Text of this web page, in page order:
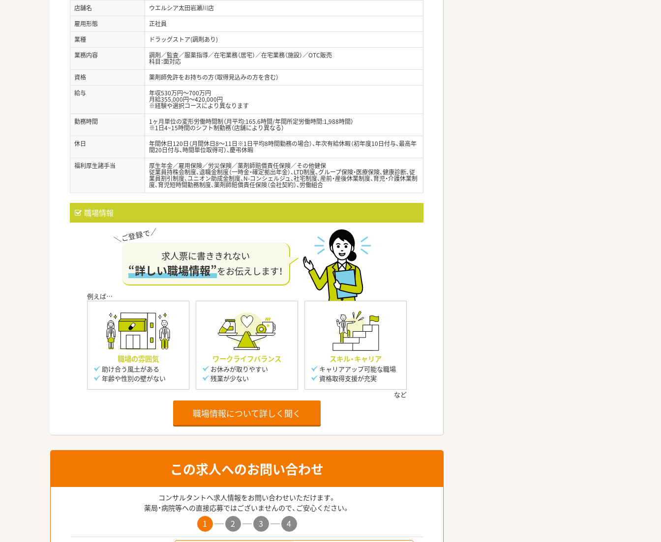
店舗名
ウエルシア太田岩瀬川店
雇用形態
正社員
業種
ドラッグストア(調剤あり)
業務内容
調剤／監査／服薬指導／在宅業務（居宅）／在宅業務（施設）／OTC販売
科目：面対応
資格
薬剤師免許をお持ちの方（取得見込みの方を含む）
給与
年収530万円～700万円
月給355,000円～420,000円
※経験や選択コースにより異なります
勤務時間
1ヶ月単位の変形労働時間制（月平均:165.6時間/年間所定労働時間:1,988時間）
※1日4~15時間のシフト制勤務（店舗により異なる）
休日
年間休日120日（月間休日8～11日※1日平均8時間勤務の場合）、年次有給休暇（初年度10日付与、最高年
間20日付与、時間単位取得可）、慶弔休暇
福利厚生諸手当
厚生年金／雇用保険／労災保険／薬剤師賠償責任保険／その他健保
従業員持株会制度、退職金制度（一時金・確定拠出年金）、LTD制度、グループ保険・医療保険、健康診断、従
業員割引制度、ユニオン助成金制度、N-コンシェルジュ、社宅制度、産前・産後休業制度、育児・介護休業制
度、育児短時間勤務制度、薬剤師賠償責任保険（会社契約）、労働組合
職場情報
求人票に書ききれない
“詳しい職場情報”をお伝えします！
職場の雰囲気
助け合う風土がある
年齢や性別の壁がない
ワークライフバランス
お休みが取りやすい
残業が少ない
スキル・キャリア
キャリアアップ可能な職場
資格取得支援が充実
職場情報について詳しく聞く
この求人へのお問い合わせ
コンサルタントへ求人情報をお問い合わせいただけます。
薬局・病院等への直接応募ではございませんので、ご安心ください。
1 2 3 4